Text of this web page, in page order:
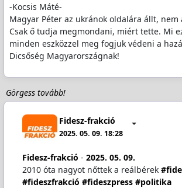
-Kocsis Máté-
Magyar Péter az ukránok oldalára állt, nem
Csak ő tudja megmondani, miért tette. Mi
minden eszközzel meg fogjuk védeni a
Dicsőség Magyarországnak!
Görgess tovább!
Fidesz-frakció
2025. 05. 09. 18:28
Fidesz-frakció - 2025. 05. 09.
2010 óta nagyot nőttek a reálbérek
#fideszfrakció #fideszpress #politika